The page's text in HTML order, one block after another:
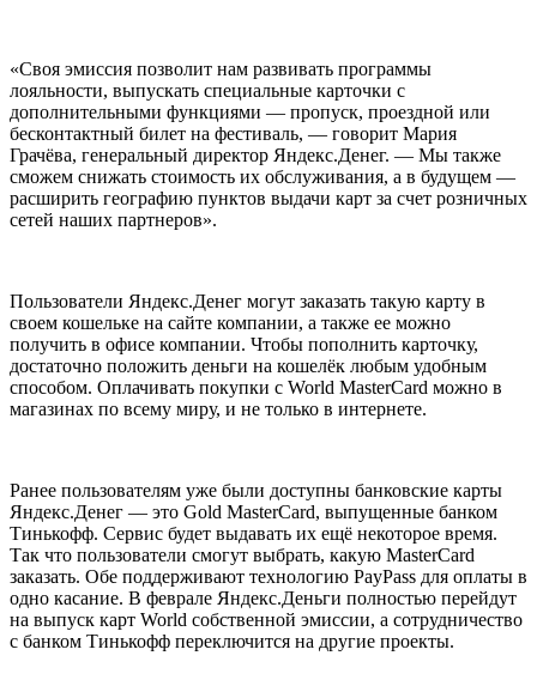
«Своя эмиссия позволит нам развивать программы
лояльности, выпускать специальные карточки с
дополнительными функциями — пропуск, проездной или
бесконтактный билет на фестиваль, — говорит Мария
Грачёва, генеральный директор Яндекс.Денег. — Мы также
сможем снижать стоимость их обслуживания, а в будущем —
расширить географию пунктов выдачи карт за счет розничных
сетей наших партнеров».
Пользователи Яндекс.Денег могут заказать такую карту в
своем кошельке на сайте компании, а также ее можно
получить в офисе компании. Чтобы пополнить карточку,
достаточно положить деньги на кошелёк любым удобным
способом. Оплачивать покупки с World MasterCard можно в
магазинах по всему миру, и не только в интернете.
Ранее пользователям уже были доступны банковские карты
Яндекс.Денег — это Gold MasterCard, выпущенные банком
Тинькофф. Сервис будет выдавать их ещё некоторое время.
Так что пользователи смогут выбрать, какую MasterCard
заказать. Обе поддерживают технологию PayPass для оплаты в
одно касание. В феврале Яндекс.Деньги полностью перейдут
на выпуск карт World собственной эмиссии, а сотрудничество
с банком Тинькофф переключится на другие проекты.